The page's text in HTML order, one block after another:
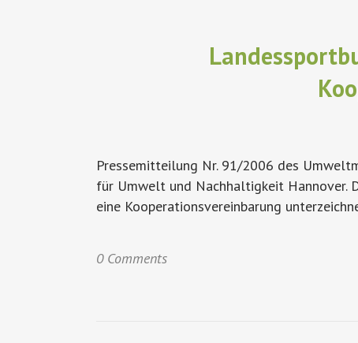
Pressemitteilung Nr. 91/2006 des
für Umwelt und Nachhaltigkeit Hannover.
eine Kooperationsvereinbarung
0 Comments